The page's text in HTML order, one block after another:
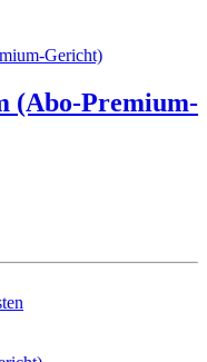
(Abo-Premium-